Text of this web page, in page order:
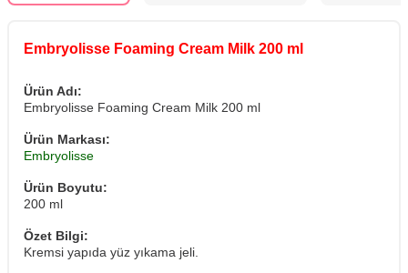
Embryolisse Foaming Cream Milk 200 ml
Ürün Adı:
Embryolisse Foaming Cream Milk 200 ml
Ürün Markası:
Embryolisse
Ürün Boyutu:
200 ml
Özet Bilgi:
Kremsi yapıda yüz yıkama jeli.